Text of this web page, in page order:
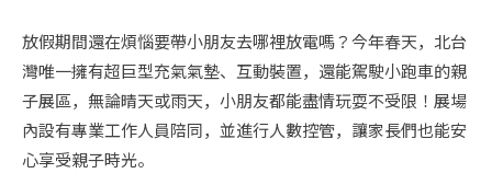
放假期間還在煩惱要帶小朋友去哪裡放電嗎？今年春天，北台
灣唯一擁有超巨型充氣氣墊、互動裝置，還能駕駛小跑車的親
子展區，無論晴天或雨天，小朋友都能盡情玩耍不受限！展場
內設有專業工作人員陪同，並進行人數控管，讓家長們也能安
心享受親子時光。